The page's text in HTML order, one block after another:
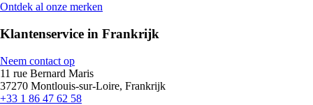
Ontdek al onze merken
Klantenservice in Frankrijk
Neem contact op
11 rue Bernard Maris
37270 Montlouis-sur-Loire, Frankrijk
+33 1 86 47 62 58